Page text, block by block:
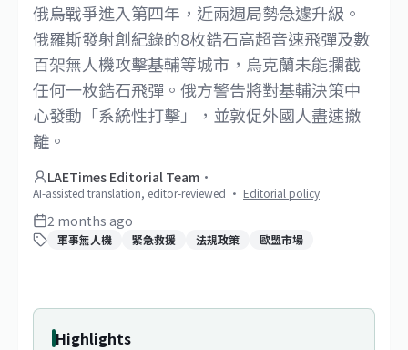
俄烏戰爭進入第四年，近兩週局勢急遽升級。
俄羅斯發射創紀錄的8枚鋯石高超音速飛彈及數
百架無人機攻擊基輔等城市，烏克蘭未能攔截
任何一枚鋯石飛彈。俄方警告將對基輔決策中
心發動「系統性打擊」，並敦促外國人盡速撤
離。
LAETimes Editorial Team ·
AI-assisted translation, editor-reviewed · Editorial policy
2 months ago
軍事無人機 緊急救援 法規政策 歐盟市場
Highlights